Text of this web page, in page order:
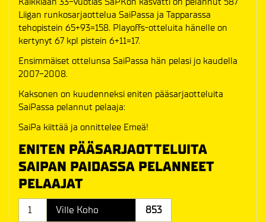
Liigan runkosarjaottelua SaiPassa ja Tapparassa
tehopistein 65+93=158. Playoffs-otteluita hänelle on
kertynyt 67 kpl pistein 6+11=17.
Ensimmäiset ottelunsa SaiPassa hän pelasi jo kaudella
2007-2008.
Kaksonen on kuudenneksi eniten pääsarjaotteluita
SaiPassa pelannut pelaaja:
SaiPa kiittää ja onnittelee Emeä!
ENITEN PÄÄSARJAOTTELUITA
SAIPAN PAIDASSA PELANNEET
PELAAJAT
1 Ville Koho
853